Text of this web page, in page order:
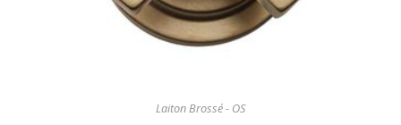
Laiton Brossé - OS